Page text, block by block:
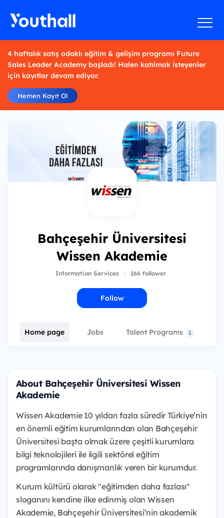
4 haftalık satış odaklı eğitim & gelişim programı Future
Sales Leader Academy başladı! Halen katılmak isteyenler
için kayıtlar devam ediyor.
Hemen Kayıt Ol
Bahçeşehir Üniversitesi
Wissen Akademie
Information Services · 166 follower
Follow
Home page Jobs Talent Programs 1
About Bahçeşehir Üniversitesi Wissen
Akademie
Wissen Akademie 10 yıldan fazla süredir Türkiye’nin
en önemli eğitim kurumlarından olan Bahçeşehir
Üniversitesi başta olmak üzere çeşitli kurumlara
bilgi teknolojileri ile ilgili sektörel eğitim
programlarında danışmanlık veren bir kurumdur.
Kurum kültürü olarak "eğitimden daha fazlası"
sloganını kendine ilke edinmiş olan Wissen
Akademie, Bahçeşehir Üniversitesi’nin akademik